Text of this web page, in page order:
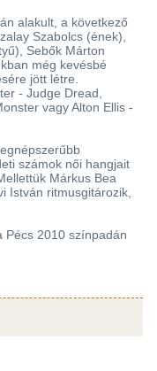
alakult, a következő
Szabolcs (ének),
Sebők Márton
még kevésbé
jött létre.
- Judge Dread,
vagy Alton Ellis -
számok női hangjait
Márkus Bea
István ritmusgitározik,
Pécs 2010 színpadán